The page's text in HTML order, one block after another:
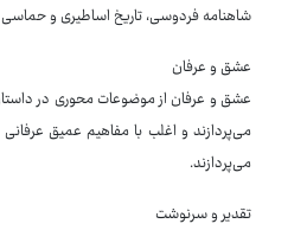
شاهنامه فردوسی، تاریخ اساطیری و
عشق و عرفان
عشق و عرفان از موضوعات محوری در
می‌پردازند و اغلب با مفاهیم عمیق
می‌پردازند.
تقدیر و سرنوشت